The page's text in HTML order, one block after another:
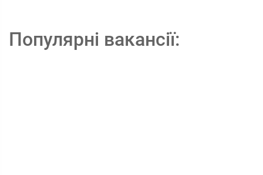
Популярні вакансії: